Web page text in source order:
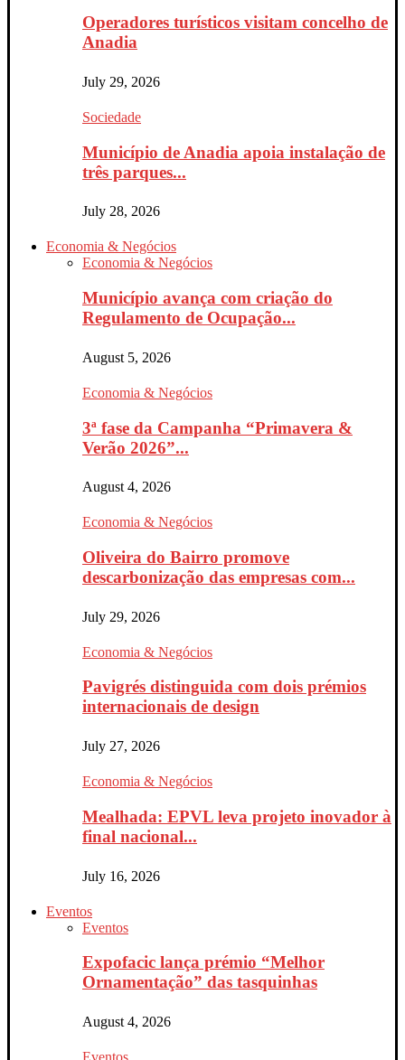
Operadores turísticos visitam concelho de
Anadia
July 29, 2026
Sociedade
Município de Anadia apoia instalação de
três parques...
July 28, 2026
Economia & Negócios
Economia & Negócios
Município avança com criação do
Regulamento de Ocupação...
August 5, 2026
Economia & Negócios
3ª fase da Campanha “Primavera &
Verão 2026”...
August 4, 2026
Economia & Negócios
Oliveira do Bairro promove
descarbonização das empresas com...
July 29, 2026
Economia & Negócios
Pavigrés distinguida com dois prémios
internacionais de design
July 27, 2026
Economia & Negócios
Mealhada: EPVL leva projeto inovador à
final nacional...
July 16, 2026
Eventos
Eventos
Expofacic lança prémio “Melhor
Ornamentação” das tasquinhas
August 4, 2026
Eventos